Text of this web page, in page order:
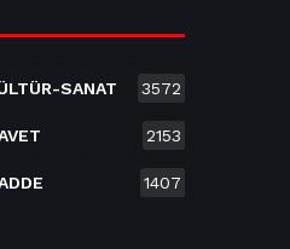
SANAT 3572
2153
1407